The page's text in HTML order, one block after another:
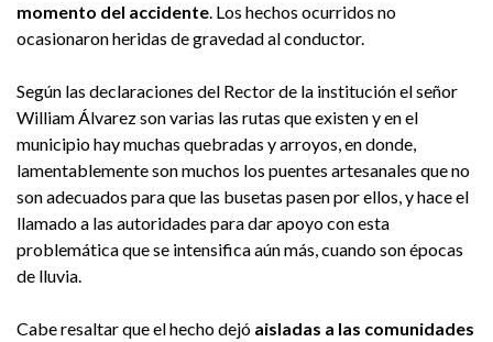
momento del accidente. Los hechos ocurridos no
ocasionaron heridas de gravedad al conductor.
Según las declaraciones del Rector de la institución el señor
William Álvarez son varias las rutas que existen y en el
municipio hay muchas quebradas y arroyos, en donde,
lamentablemente son muchos los puentes artesanales que no
son adecuados para que las busetas pasen por ellos, y hace el
llamado a las autoridades para dar apoyo con esta
problemática que se intensifica aún más, cuando son épocas
de lluvia.
Cabe resaltar que el hecho dejó aisladas a las comunidades